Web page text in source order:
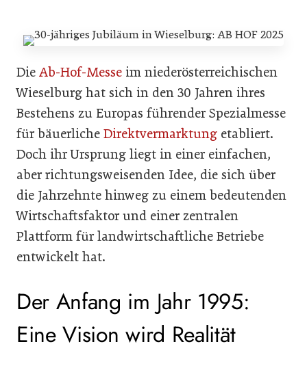
Die Ab-Hof-Messe im niederösterreichischen
Wieselburg hat sich in den 30 Jahren ihres
Bestehens zu Europas führender Spezialmesse
für bäuerliche Direktvermarktung etabliert.
Doch ihr Ursprung liegt in einer einfachen,
aber richtungsweisenden Idee, die sich über
die Jahrzehnte hinweg zu einem bedeutenden
Wirtschaftsfaktor und einer zentralen
Plattform für landwirtschaftliche Betriebe
entwickelt hat.
Der Anfang im Jahr 1995:
Eine Vision wird Realität